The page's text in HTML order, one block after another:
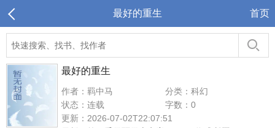
最好的重生 首页
最好的重生
作者：羁中马
分类：科幻
状态：连载
字数：0
更新：2026-07-02T22:07:51